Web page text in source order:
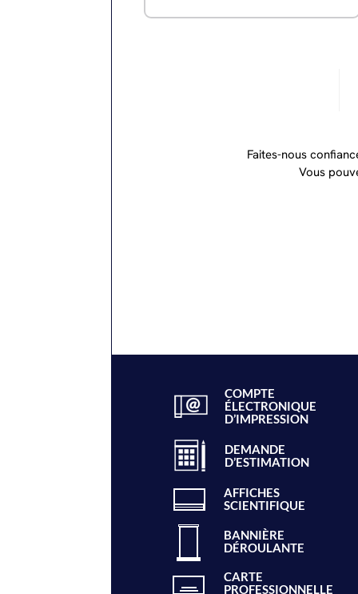
Faites-nous
Vous
COMPTE
ÉLECTRONIQUE
D’IMPRESSION
DEMANDE
D’ESTIMATION
AFFICHES
SCIENTIFIQUE
BANNIÈRE
DÉROULANTE
CARTE
PROFESSIONNELLE